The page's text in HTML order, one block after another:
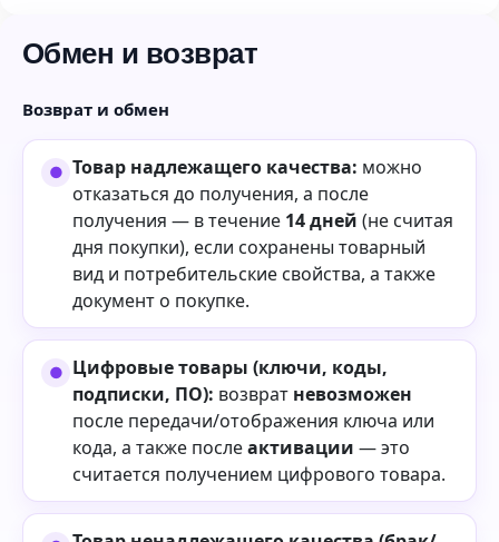
Обмен и возврат
Возврат и обмен
Товар надлежащего качества: можно
отказаться до получения, а после
получения — в течение 14 дней (не считая
дня покупки), если сохранены товарный
вид и потребительские свойства, а также
документ о покупке.
Цифровые товары (ключи, коды,
подписки, ПО): возврат невозможен
после передачи/отображения ключа или
кода, а также послеактивации — это
считается получением цифрового товара.